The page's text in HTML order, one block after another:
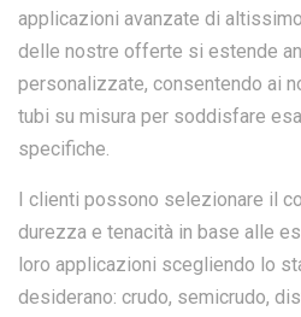
applicazioni avanzate di
delle nostre offerte si estende
personalizzate, consentendo ai
tubi su misura per soddisfare
specifiche.
I clienti possono selezionare il
durezza e tenacità in base alle
loro applicazioni scegliendo lo
desiderano: crudo, semicrudo,